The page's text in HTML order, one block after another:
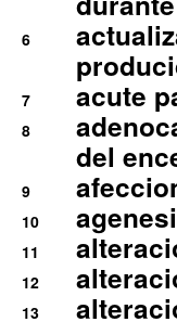
6
7 acute
8
del
9
10
11
12
13